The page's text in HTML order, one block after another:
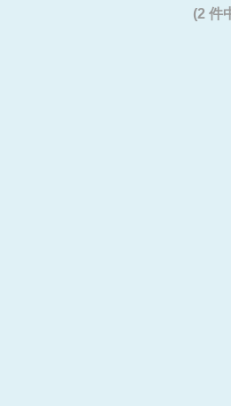
(2 件